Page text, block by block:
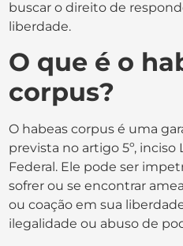
buscar o direito de
liberdade.
O que é o
corpus?
O habeas corpus é uma
prevista no artigo 5º, inciso
Federal. Ele pode ser
sofrer ou se encontrar
ou coação em sua
ilegalidade ou abuso de